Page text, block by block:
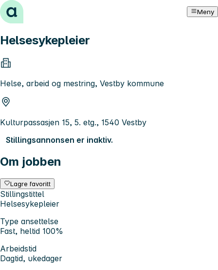
Hopp til innhold Meny
Helsesykepleier
Helse, arbeid og mestring, Vestby kommune
Kulturpassasjen 15, 5. etg., 1540 Vestby
Stillingsannonsen er inaktiv.
Om jobben
Lagre favoritt
Stillingstittel
Helsesykepleier
Type ansettelse
Fast, heltid 100%
Arbeidstid
Dagtid, ukedager